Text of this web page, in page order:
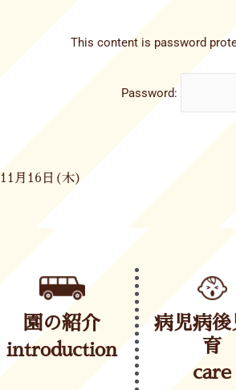
This content is password
Password:
11月16日(木)
園の紹介
introduction
病児病後
育
care